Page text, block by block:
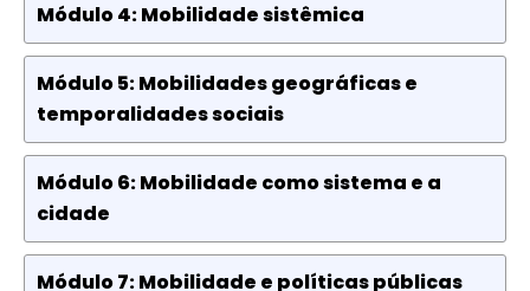
Módulo 4: Mobilidade sistêmica
Módulo 5: Mobilidades geográficas e
temporalidades sociais
Módulo 6: Mobilidade como sistema e a
cidade
Módulo 7: Mobilidade e políticas públicas